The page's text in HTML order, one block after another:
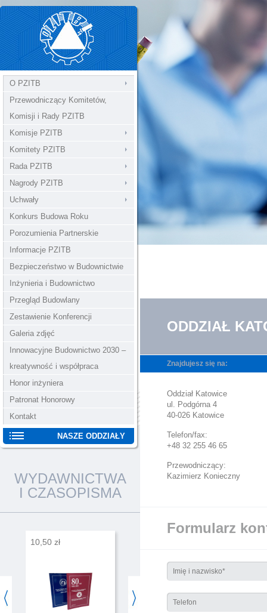
O PZITB
Przewodniczący Komitetów,
Komisji i Rady PZITB
Komisje PZITB
Komitety PZITB
Rada PZITB
Nagrody PZITB
Uchwały
Konkurs Budowa Roku
Porozumienia Partnerskie
Informacje PZITB
Bezpieczeństwo w Budownictwie
Inżynieria i Budownictwo
Przegląd Budowlany
Zestawienie Konferencji
Galeria zdjęć
Innowacyjne Budownictwo 2030 –
kreatywność i współpraca
Honor inżyniera
Patronat Honorowy
Kontakt
NASZE ODDZIAŁY
WYDAWNICTWA
I CZASOPISMA
10,50 zł
ODDZIAŁ
Znajdujesz się na:
Oddział Katowice
ul. Podgórna 4
40-026 Katowice
Telefon/fax:
+48 32 255 46 65
Przewodniczący:
Kazimierz Konieczny
Formularz